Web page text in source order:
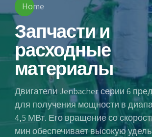
Home
Запчасти и
расходные
материалы
Двигатели Jenbacher серии 6
для получения мощности в
4,5 МВт. Его вращение со
мин обеспечивает высокую